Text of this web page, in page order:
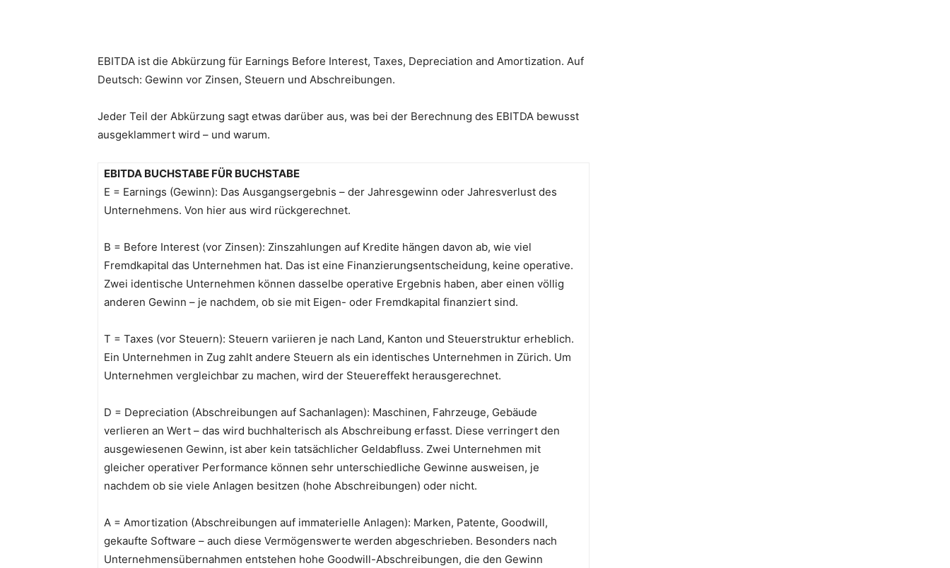
EBITDA ist die Abkürzung für Earnings Before Interest, Taxes, Depreciation and Amortization. Auf
Deutsch: Gewinn vor Zinsen, Steuern und Abschreibungen.
Jeder Teil der Abkürzung sagt etwas darüber aus, was bei der Berechnung des EBITDA bewusst
ausgeklammert wird – und warum.
EBITDA BUCHSTABE FÜR BUCHSTABE
E = Earnings (Gewinn): Das Ausgangsergebnis – der Jahresgewinn oder Jahresverlust des
Unternehmens. Von hier aus wird rückgerechnet.
B = Before Interest (vor Zinsen): Zinszahlungen auf Kredite hängen davon ab, wie viel
Fremdkapital das Unternehmen hat. Das ist eine Finanzierungsentscheidung, keine operative.
Zwei identische Unternehmen können dasselbe operative Ergebnis haben, aber einen völlig
anderen Gewinn – je nachdem, ob sie mit Eigen- oder Fremdkapital finanziert sind.
T = Taxes (vor Steuern): Steuern variieren je nach Land, Kanton und Steuerstruktur erheblich.
Ein Unternehmen in Zug zahlt andere Steuern als ein identisches Unternehmen in Zürich. Um
Unternehmen vergleichbar zu machen, wird der Steuereffekt herausgerechnet.
D = Depreciation (Abschreibungen auf Sachanlagen): Maschinen, Fahrzeuge, Gebäude
verlieren an Wert – das wird buchhalterisch als Abschreibung erfasst. Diese verringert den
ausgewiesenen Gewinn, ist aber kein tatsächlicher Geldabfluss. Zwei Unternehmen mit
gleicher operativer Performance können sehr unterschiedliche Gewinne ausweisen, je
nachdem ob sie viele Anlagen besitzen (hohe Abschreibungen) oder nicht.
A = Amortization (Abschreibungen auf immaterielle Anlagen): Marken, Patente, Goodwill,
gekaufte Software – auch diese Vermögenswerte werden abgeschrieben. Besonders nach
Unternehmensübernahmen entstehen hohe Goodwill-Abschreibungen, die den Gewinn